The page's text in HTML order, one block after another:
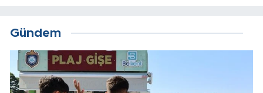
Gündem